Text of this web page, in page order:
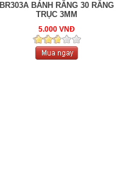
BR303A BÁNH RĂNG 30 RĂNG
TRỤC 3MM
5.000 VNĐ